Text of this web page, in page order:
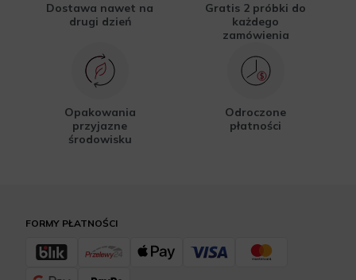
Dostawa nawet na
drugi dzień
Gratis 2 próbki do
każdego
zamówienia
Opakowania
przyjazne
środowisku
Odroczone
płatności
FORMY PŁATNOŚCI